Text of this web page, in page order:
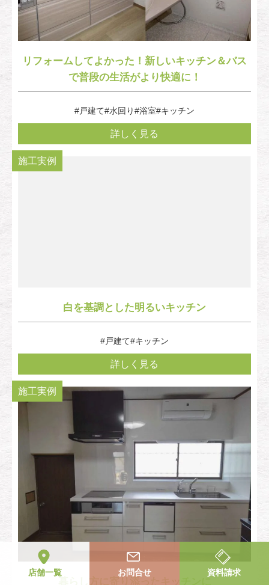
リフォームしてよかった！新しいキッチン＆バス
で普段の生活がより快適に！
#戸建て#水回り#浴室#キッチン
詳しく見る
施工実例
白を基調とした明るいキッチン
#戸建て#キッチン
詳しく見る
施工実例
店舗一覧 お問合せ 資料請求